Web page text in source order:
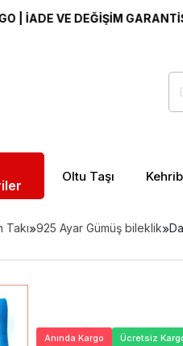
VE DEĞİŞİM GARANTİSİ |
Oltu Taşı
Takı»925 Ayar Gümüş bileklik»
Anında Kargo Ücretsiz